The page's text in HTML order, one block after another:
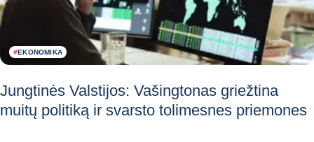
#EKONOMIKA
Jungtinės Valstijos: Vašingtonas griežtina
muitų politiką ir svarsto tolimesnes priemones